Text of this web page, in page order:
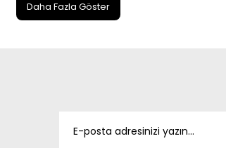
Daha Fazla Göster